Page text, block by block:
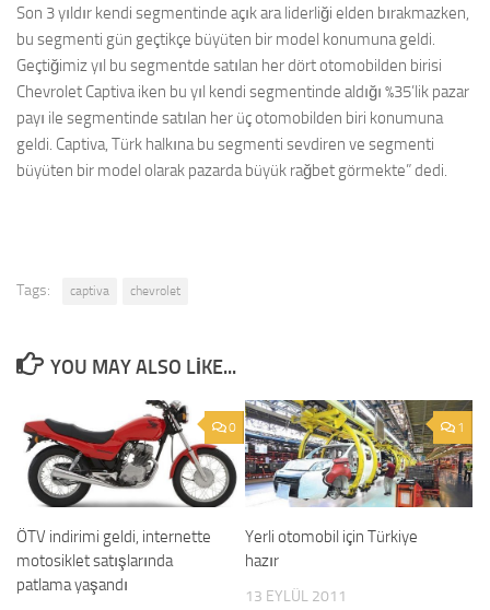
Son 3 yıldır kendi segmentinde açık ara liderliği elden bırakmazken,
bu segmenti gün geçtikçe büyüten bir model konumuna geldi.
Geçtiğimiz yıl bu segmentde satılan her dört otomobilden birisi
Chevrolet Captiva iken bu yıl kendi segmentinde aldığı %35’lik pazar
payı ile segmentinde satılan her üç otomobilden biri konumuna
geldi. Captiva, Türk halkına bu segmenti sevdiren ve segmenti
büyüten bir model olarak pazarda büyük rağbet görmekte” dedi.
Tags: captiva chevrolet
YOU MAY ALSO LIKE...
0
ÖTV indirimi geldi, internette
motosiklet satışlarında
patlama yaşandı
1
Yerli otomobil için Türkiye
hazır
13 EYLÜL 2011